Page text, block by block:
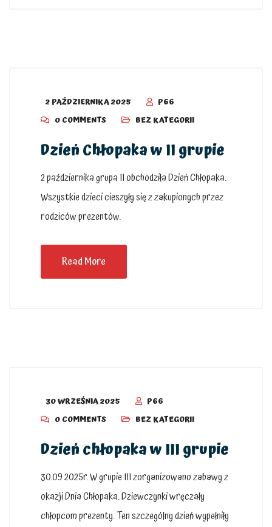
2 PAŹDZIERNIKA 2025
P66
0 COMMENTS
BEZ KATEGORII
Dzień Chłopaka w II grupie
2 października grupa II obchodziła Dzień Chłopaka.
Wszystkie dzieci cieszyły się z zakupionych przez
rodziców prezentów.
Read More
30 WRZEŚNIA 2025
P66
0 COMMENTS
BEZ KATEGORII
Dzień chłopaka w III grupie
30.09 2025r. W grupie III zorganizowano zabawy z
okazji Dnia Chłopaka. Dziewczynki wręczały
chłopcom prezenty. Ten szczególny dzień wypełniły